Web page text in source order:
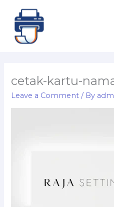
content
cetak-kartu-
Leave a Comment / By